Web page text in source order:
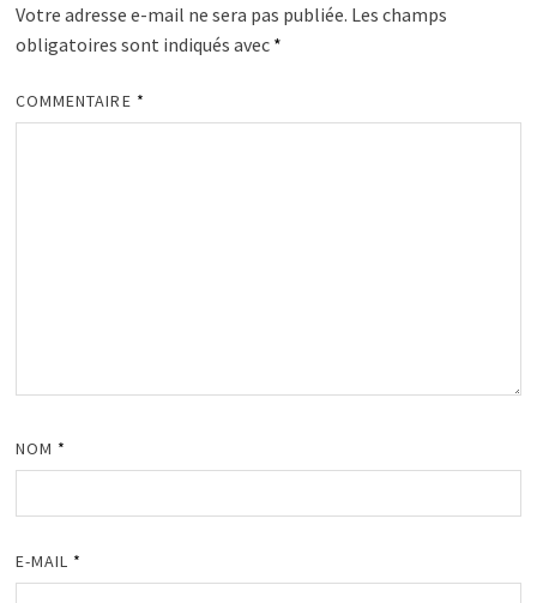
Votre adresse e-mail ne sera pas publiée. Les champs
obligatoires sont indiqués avec *
COMMENTAIRE *
NOM *
E-MAIL *